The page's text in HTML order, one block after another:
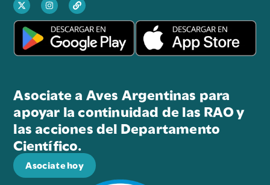
Asociate a Aves Argentinas para
apoyar la continuidad de las RAO y
las acciones del Departamento
Científico.
Asociate hoy